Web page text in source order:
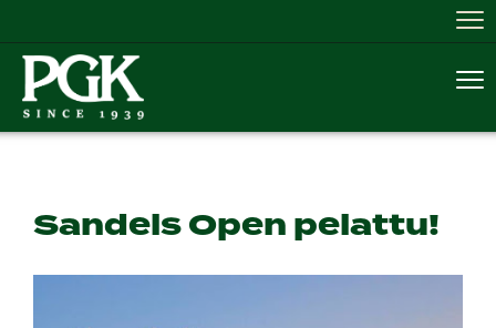
Sandels Open pelattu!